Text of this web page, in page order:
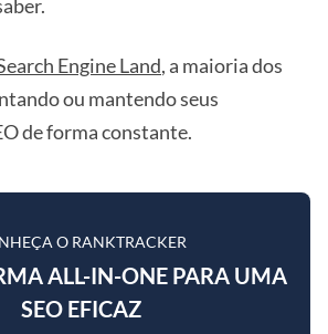
Engine Land, a maioria dos
ou mantendo seus
de forma constante.
O RANKTRACKER
ALL-IN-ONE PARA UMA
SEO EFICAZ